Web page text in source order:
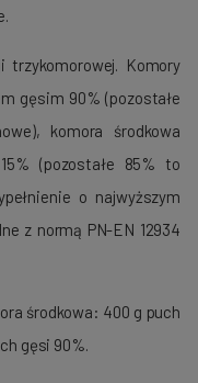
trzykomorowej. Komory
gęsim 90% (pozostałe
komora środkowa
(pozostałe 85% to
o najwyższym
z normą PN-EN 12934
środkowa: 400 g puch
gęsi 90%.